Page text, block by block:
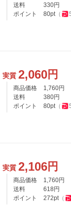
送料
330円
ポイント
80pt（
実質 2,060円
商品価格 1,760円
送料
380円
ポイント
80pt（
実質 2,106円
商品価格 1,760円
送料
618 円
ポイント
272pt（